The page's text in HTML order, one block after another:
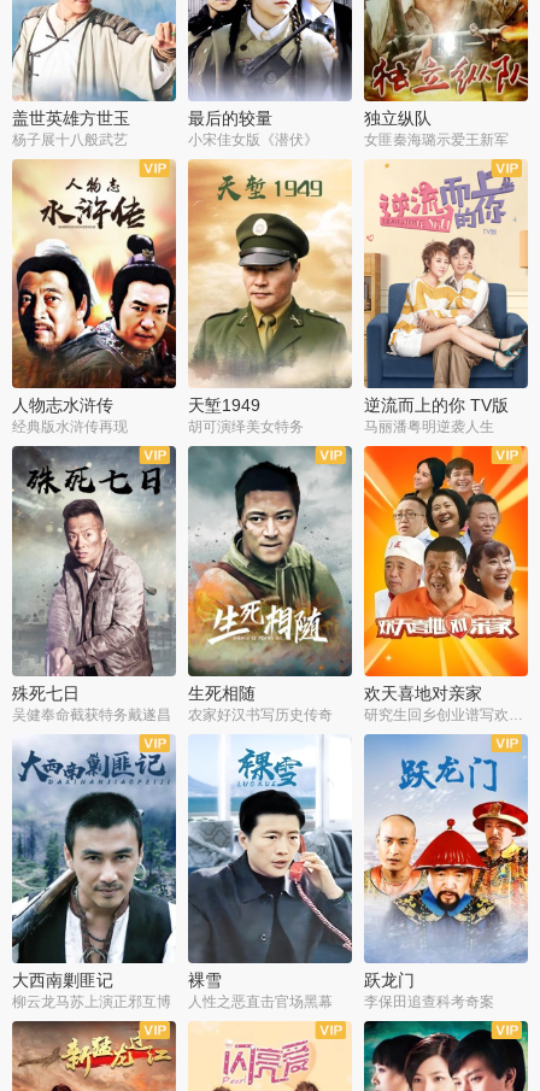
盖世英雄方世玉
杨子展十八般武艺
最后的较量
小宋佳女版《潜伏》
独立纵队
女匪秦海璐示爱王新军
全40集
人物志水浒传
经典版水浒传再现
全30集
天堑1949
胡可演绎美女特务
全43集
逆流而上的你 TV版
马丽潘粤明逆袭人生
全34集
殊死七日
吴健奉命截获特务戴遂昌
全21集
生死相随
农家好汉书写历史传奇
全35集
欢天喜地对亲家
大西南剿匪记
柳云龙马苏上演正邪互博
全21集
裸雪
人性之恶直击官场黑幕
全30集
跃龙门
李保田追查科考奇案
全36集
全37集 全30集